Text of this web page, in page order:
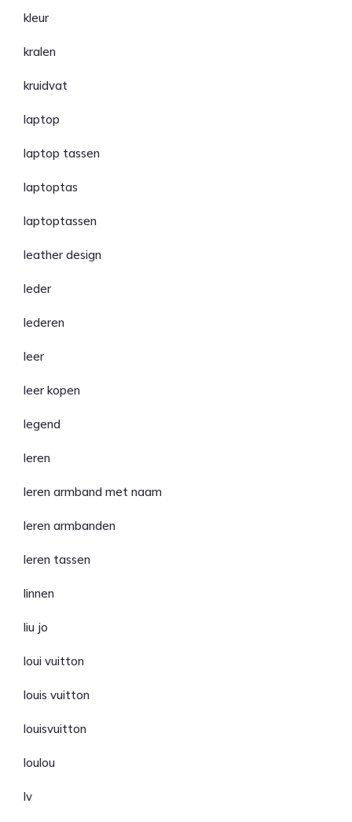
kleur
kralen
kruidvat
laptop
laptop tassen
laptoptas
laptoptassen
leather design
leder
lederen
leer
leer kopen
legend
leren
leren armband met naam
leren armbanden
leren tassen
linnen
liu jo
loui vuitton
louis vuitton
louisvuitton
loulou
lv